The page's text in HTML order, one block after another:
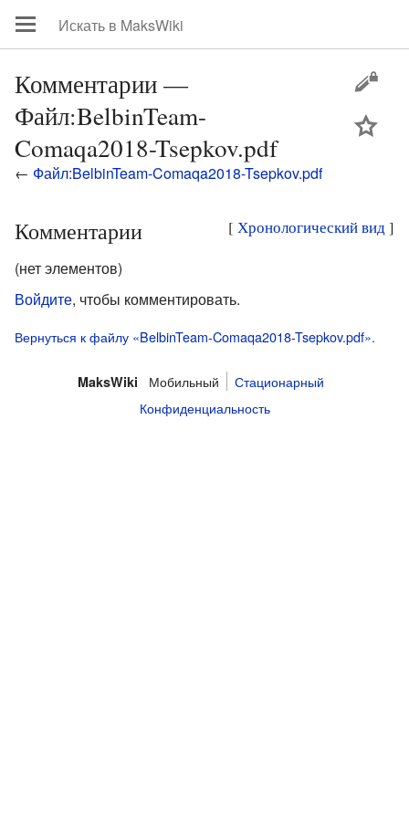
Комментарии —
Файл:BelbinTeam-
Comaqa2018-Tsepkov.pdf
← Файл:BelbinTeam-Comaqa2018-Tsepkov.pdf
[ Хронологический вид]
Комментарии
(нет элементов)
Войдите, чтобы комментировать.
Вернуться к файлу «BelbinTeam-Comaqa2018-Tsepkov.pdf».
MaksWiki Мобильный
Стационарный
Конфиденциальность